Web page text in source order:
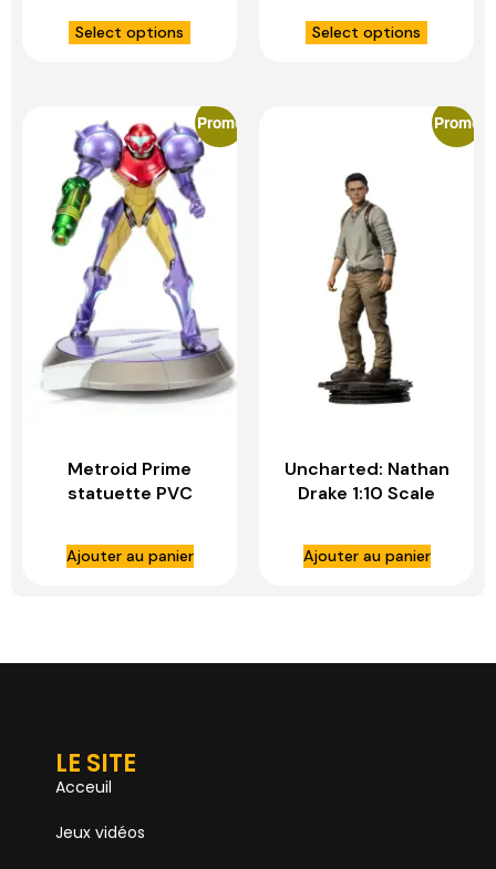
Evie Frye – PURE
ARTS
Select options Select options
Promo
Metroid Prime
statuette PVC
Collector´s Edition
– FIRST 4 FIGURES
Ajouter au panier
Promo
Uncharted: Nathan
Drake 1:10 Scale
STUDIOS
Ajouter au panier
LE SITE
Acceuil
Jeux vidéos